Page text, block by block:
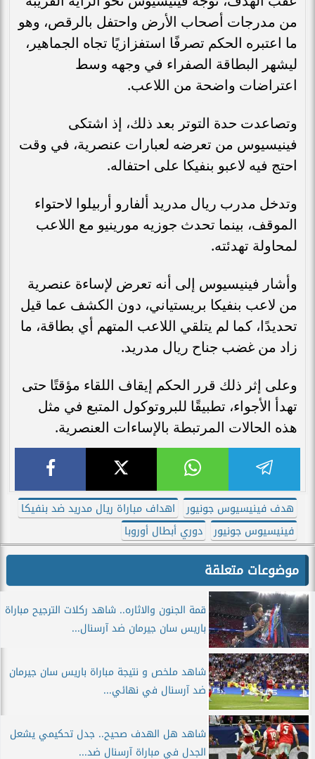
من مدرجات أصحاب الأرض واحتفل بالرقص، وهو
ما اعتبره الحكم تصرفًا استفزازيًا تجاه الجماهير،
ليشهر البطاقة الصفراء في وجهه وسط
اعتراضات واضحة من اللاعب.
وتصاعدت حدة التوتر بعد ذلك، إذ اشتكى
فينيسيوس من تعرضه لعبارات عنصرية، في وقت
احتج فيه لاعبو بنفيكا على احتفاله.
وتدخل مدرب ريال مدريد ألفارو أربيلوا لاحتواء
الموقف، بينما تحدث جوزيه مورينيو مع اللاعب
لمحاولة تهدئته.
وأشار فينيسيوس إلى أنه تعرض لإساءة عنصرية
من لاعب بنفيكا بريستياني، دون الكشف عما قيل
تحديدًا، كما لم يتلقي اللاعب المتهم أي بطاقة، ما
زاد من غضب جناح ريال مدريد.
وعلى إثر ذلك قرر الحكم إيقاف اللقاء مؤقتًا حتى
تهدأ الأجواء، تطبيقًا للبروتوكول المتبع في مثل
هذه الحالات المرتبطة بالإساءات العنصرية.
هدف فينيسيوس جونيور
اهداف مباراة ريال مدريد ضد بنفيكا
فينيسيوس جونيور
دوري أبطال أوروبا
موضوعات متعلقة
قمة الجنون والاثاره.. شاهد ركلات الترجيح مباراة
باريس سان جيرمان ضد آرسنال...
شاهد ملخص و نتيجة مباراة باريس سان جيرمان
ضد آرسنال في نهائي...
شاهد هل الهدف صحيح.. جدل تحكيمي يشعل
الجدل في مباراة آرسنال ضد...